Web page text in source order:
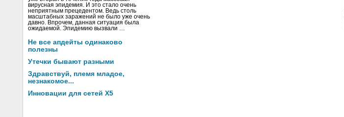
вирусная эпидемия. И это стало очень
неприятным прецедентом. Ведь столь
масштабных заражений не было уже очень
давно. Впрочем, данная ситуация была
ожидаемой. Эпидемию вызвали …
Не все апдейты одинаково
полезны
Утечки бывают разными
Здравствуй, племя младое,
незнакомое...
Инновации для сетей X5